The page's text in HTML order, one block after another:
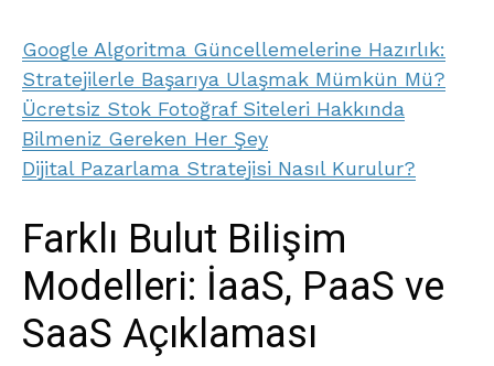
Google Algoritma Güncellemelerine Hazırlık:
Stratejilerle Başarıya Ulaşmak Mümkün Mü?
Ücretsiz Stok Fotoğraf Siteleri Hakkında
Bilmeniz Gereken Her Şey
Dijital Pazarlama Stratejisi Nasıl Kurulur?
Farklı Bulut Bilişim
Modelleri: İaaS, PaaS ve
SaaS Açıklaması